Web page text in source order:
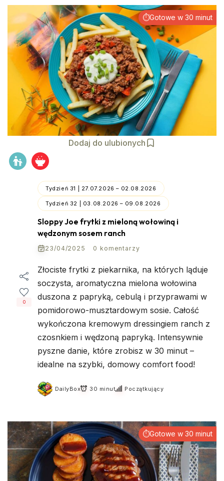
Dodaj do ulubionych
⏱Gotowe w 30 minut
Tydzień 31 | 27.07.2026 – 02.08.2026
Tydzień 32 | 03.08.2026 – 09.08.2026
Sloppy Joe frytki z mieloną wołowiną i
wędzonym sosem ranch
23/04/2025 0 komentarzy
0
Złociste frytki z piekarnika, na których ląduje
soczysta, aromatyczna mielona wołowina
duszona z papryką, cebulą i przyprawami w
pomidorowo-musztardowym sosie. Całość
wykończona kremowym dressingiem ranch z
czosnkiem i wędzoną papryką. Intensywnie
pyszne danie, które zrobisz w 30 minut –
idealne na szybki, domowy comfort food!
DailyBox 30 minut Początkujący
⏱Gotowe w 30 minut